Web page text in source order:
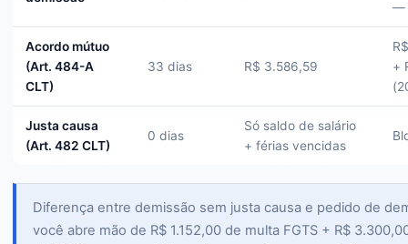
—
Acordo mútuo
(Art. 484-A
CLT)
33 dias R$ 3.586,59
+
Justa causa
(Art. 482 CLT)
0 dias
Só saldo de salário
+ férias vencidas
Diferença entre demissão sem justa causa e pedido de
você abre mão de R$ 1.152,00 de multa FGTS + R$